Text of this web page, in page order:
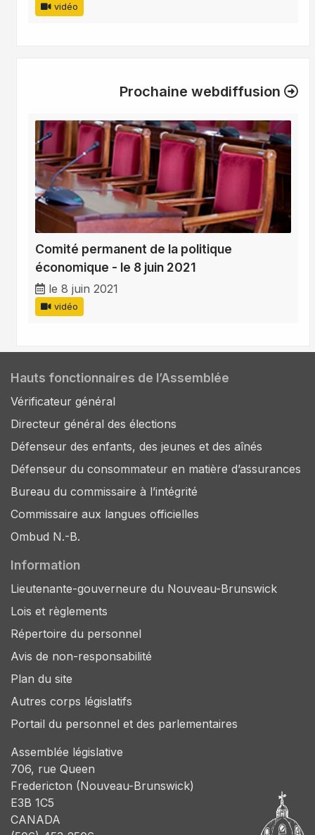
vidéo
Prochaine webdiffusion
Comité permanent de la politique
économique - le 8 juin 2021
le 8 juin 2021
vidéo
Hauts fonctionnaires de l’Assemblée
Vérificateur général
Directeur général des élections
Défenseur des enfants, des jeunes et des aînés
Défenseur du consommateur en matière d’assurances
Bureau du commissaire à l’intégrité
Commissaire aux langues officielles
Ombud N.-B.
Information
Lieutenante-gouverneure du Nouveau-Brunswick
Lois et règlements
Répertoire du personnel
Avis de non-responsabilité
Plan du site
Autres corps législatifs
Portail du personnel et des parlementaires
Assemblée législative
706, rue Queen
Fredericton (Nouveau-Brunswick)
E3B 1C5
CANADA